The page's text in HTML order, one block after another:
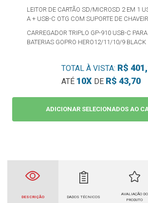
LEITOR DE CARTÃO SD/MICROSD 2 EM 1
A + USB-C OTG COM SUPORTE DE
CARREGADOR TRIPLO GP-910 USB-C PARA
BATERIAS GOPRO HERO12/11/10/9 BLACK
ADICIONAR SELECIONADOS AO
TOTAL À VISTA: R$
ATÉ 10XDE R$ 43,70
DESCRIÇÃO DADOS TÉCNICOS
AVALIAÇÃO DO
PRODUTO